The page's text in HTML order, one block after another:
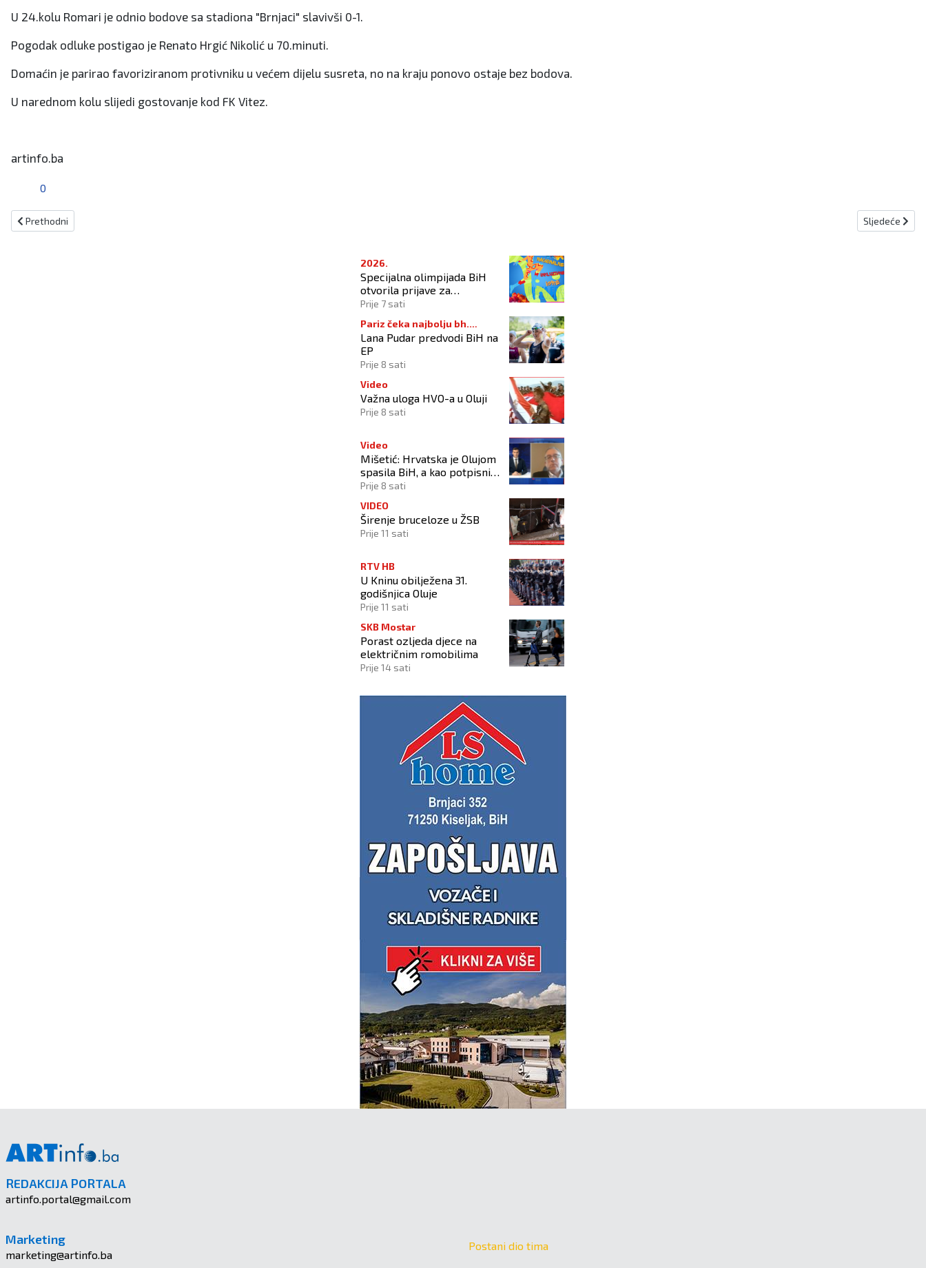
U 24.kolu Romari je odnio bodove sa stadiona "Brnjaci" slavivši 0-1.
Pogodak odluke postigao je Renato Hrgić Nikolić u 70.minuti.
Domaćin je parirao favoriziranom protivniku u većem dijelu susreta, no na kraju ponovo ostaje bez bodova.
U narednom kolu slijedi gostovanje kod FK Vitez.
artinfo.ba
0
Prethodni članak: Iznenađenje NK Kiseljak za vjernog navijača
Prethodni Sljedeći
Sljedeće
2026.
Specijalna olimpijada BiH
otvorila prijave za
Nacionalne inkluzivne igre
Prije 7 sati
Pariz čeka najbolju bh.
plivačicu
Lana Pudar predvodi BiH na
EP
Prije 8 sati
Video
Važna uloga HVO-a u Oluji
Prije 8 sati
Video
Mišetić: Hrvatska je Olujom
spasila BiH, a kao potpisnica
Daytona ima puno pravo
Prije 8 sati
VIDEO
Širenje bruceloze u ŽSB
Prije 11 sati
RTV HB
U Kninu obilježena 31.
godišnjica Oluje
Prije 11 sati
SKB Mostar
Porast ozljeda djece na
električnim romobilima
Prije 14 sati
REDAKCIJA PORTALA
artinfo.portal@gmail.com
Marketing
marketing@artinfo.ba
Postani dio tima